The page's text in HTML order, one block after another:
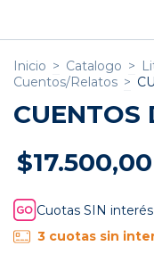
Inicio > Catalogo >
Cuentos/Relatos >
CUENTOS
$17.500,00
Cuotas SIN
3 cuotas sin